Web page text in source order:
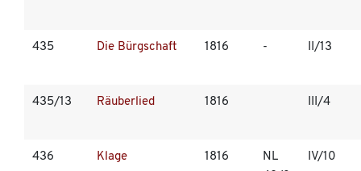
435 Die Bürgschaft 1816 - II/13
435/13 Räuberlied 1816 III/4
436 Klage 1816
NL
IV/10